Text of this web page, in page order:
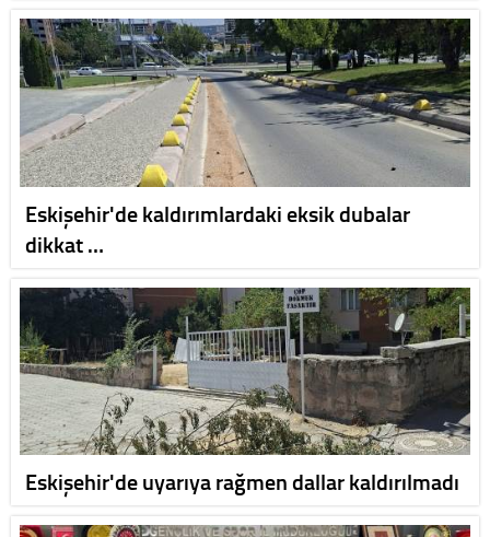
Eskişehir'de kaldırımlardaki eksik dubalar
dikkat …
Eskişehir'de uyarıya rağmen dallar kaldırılmadı